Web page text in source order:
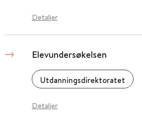
Detaljer
Elevundersøkelsen
Utdanningsdirektoratet
Detaljer